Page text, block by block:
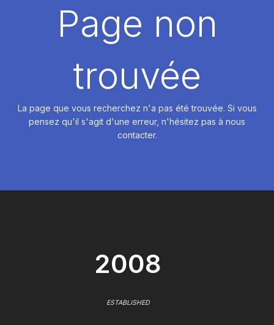
DÉMARRER
Page non
trouvée
La page que vous recherchez n'a pas été trouvée. Si vous
pensez qu'il s'agit d'une erreur, n'hésitez pas à nous
contacter.
2008
ESTABLISHED